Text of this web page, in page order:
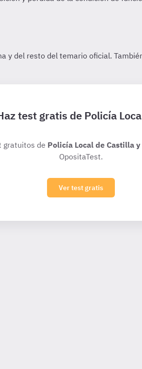
test gratis de Policía
gratuitos de Policía Local de Castilla y
OpositaTest.
Ver test gratis